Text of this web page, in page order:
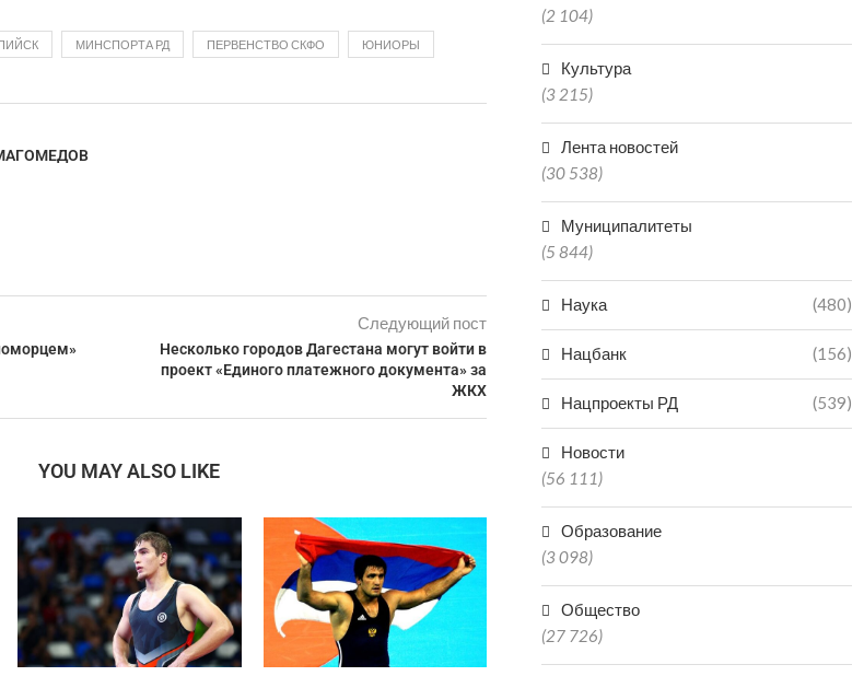
МИНСПОРТА РД ПЕРВЕНСТВО СКФО ЮНИОРЫ
Следующий пост
Несколько городов Дагестана могут войти в
проект «Единого платежного документа» за
ЖКХ
YOU MAY ALSO LIKE
(2 104)
Культура
(3 215)
Лента новостей
(30 538)
Муниципалитеты
(5 844)
Наука (480)
Нацбанк (156)
Нацпроекты РД (539)
Новости
(56 111)
Образование
(3 098)
Общество
(27 726)